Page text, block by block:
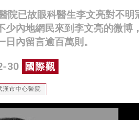
院已故眼科醫生李文亮對不明
少內地網民來到李文亮的微博
內留言逾百萬則。
30 國際觀
漢市中心醫院